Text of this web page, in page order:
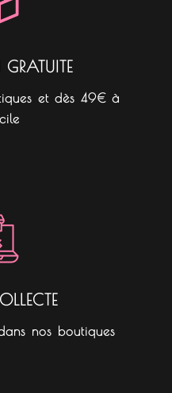
et dès 49€ à
nos boutiques